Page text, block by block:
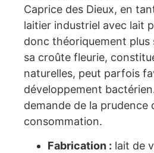
Caprice des Dieux, en
laitier industriel avec lait
donc théoriquement plus
sa croûte fleurie,
naturelles, peut parfois
développement
demande de la prudence
consommation.
Fabrication : lait de